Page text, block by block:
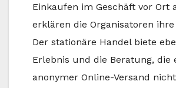
Einkaufen im Geschäft vor Ort
erklären die Organisatoren ihre
Der stationäre Handel biete
Erlebnis und die Beratung, die
anonymer Online-Versand